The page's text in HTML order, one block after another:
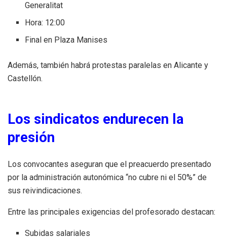
Generalitat
Hora: 12:00
Final en Plaza Manises
Además, también habrá protestas paralelas en Alicante y
Castellón.
Los sindicatos endurecen la
presión
Los convocantes aseguran que el preacuerdo presentado
por la administración autonómica “no cubre ni el 50%” de
sus reivindicaciones.
Entre las principales exigencias del profesorado destacan:
Subidas salariales